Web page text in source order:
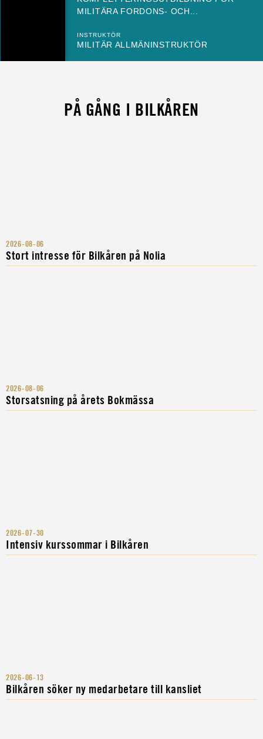
MILITÄRA FORDONS- OCH...
INSTRUKTÖR
MILITÄR ALLMÄNINSTRUKTÖR
PÅ GÅNG I BILKÅREN
2026-08-06
Stort intresse för Bilkåren på Nolia
2026-08-06
Storsatsning på årets Bokmässa
2026-07-30
Intensiv kurssommar i Bilkåren
2026-06-13
Bilkåren söker ny medarbetare till kansliet